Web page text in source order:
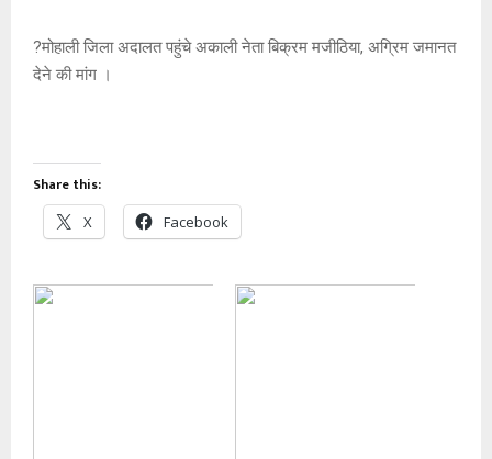
?मोहाली जिला अदालत पहुंचे अकाली नेता बिक्रम मजीठिया, अग्रिम जमानत
देने की मांग ।
Share this:
X Facebook